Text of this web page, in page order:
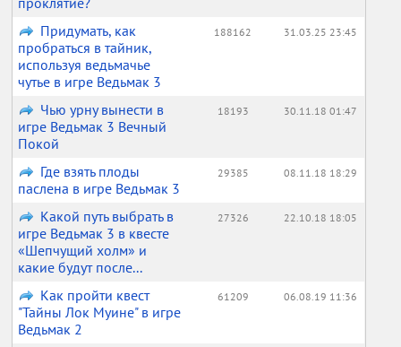
Придумать, как
пробраться в тайник,
используя ведьмачье
чутье в игре Ведьмак 3
188162 31.03.25 23:45
Чью урну вынести в
игре Ведьмак 3 Вечный
Покой
18193 30.11.18 01:47
Где взять плоды
паслена в игре Ведьмак 3
29385 08.11.18 18:29
Какой путь выбрать в
игре Ведьмак 3 в квесте
«Шепчущий холм» и
какие будут после...
27326 22.10.18 18:05
Как пройти квест
"Тайны Лок Муине" в игре
Ведьмак 2
61209 06.08.19 11:36